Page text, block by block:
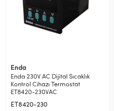
Enda
Enda 230V AC Dijital Sıcaklık
Kontrol Cihazı Termostat
ET8420-230VAC
ET8420-230